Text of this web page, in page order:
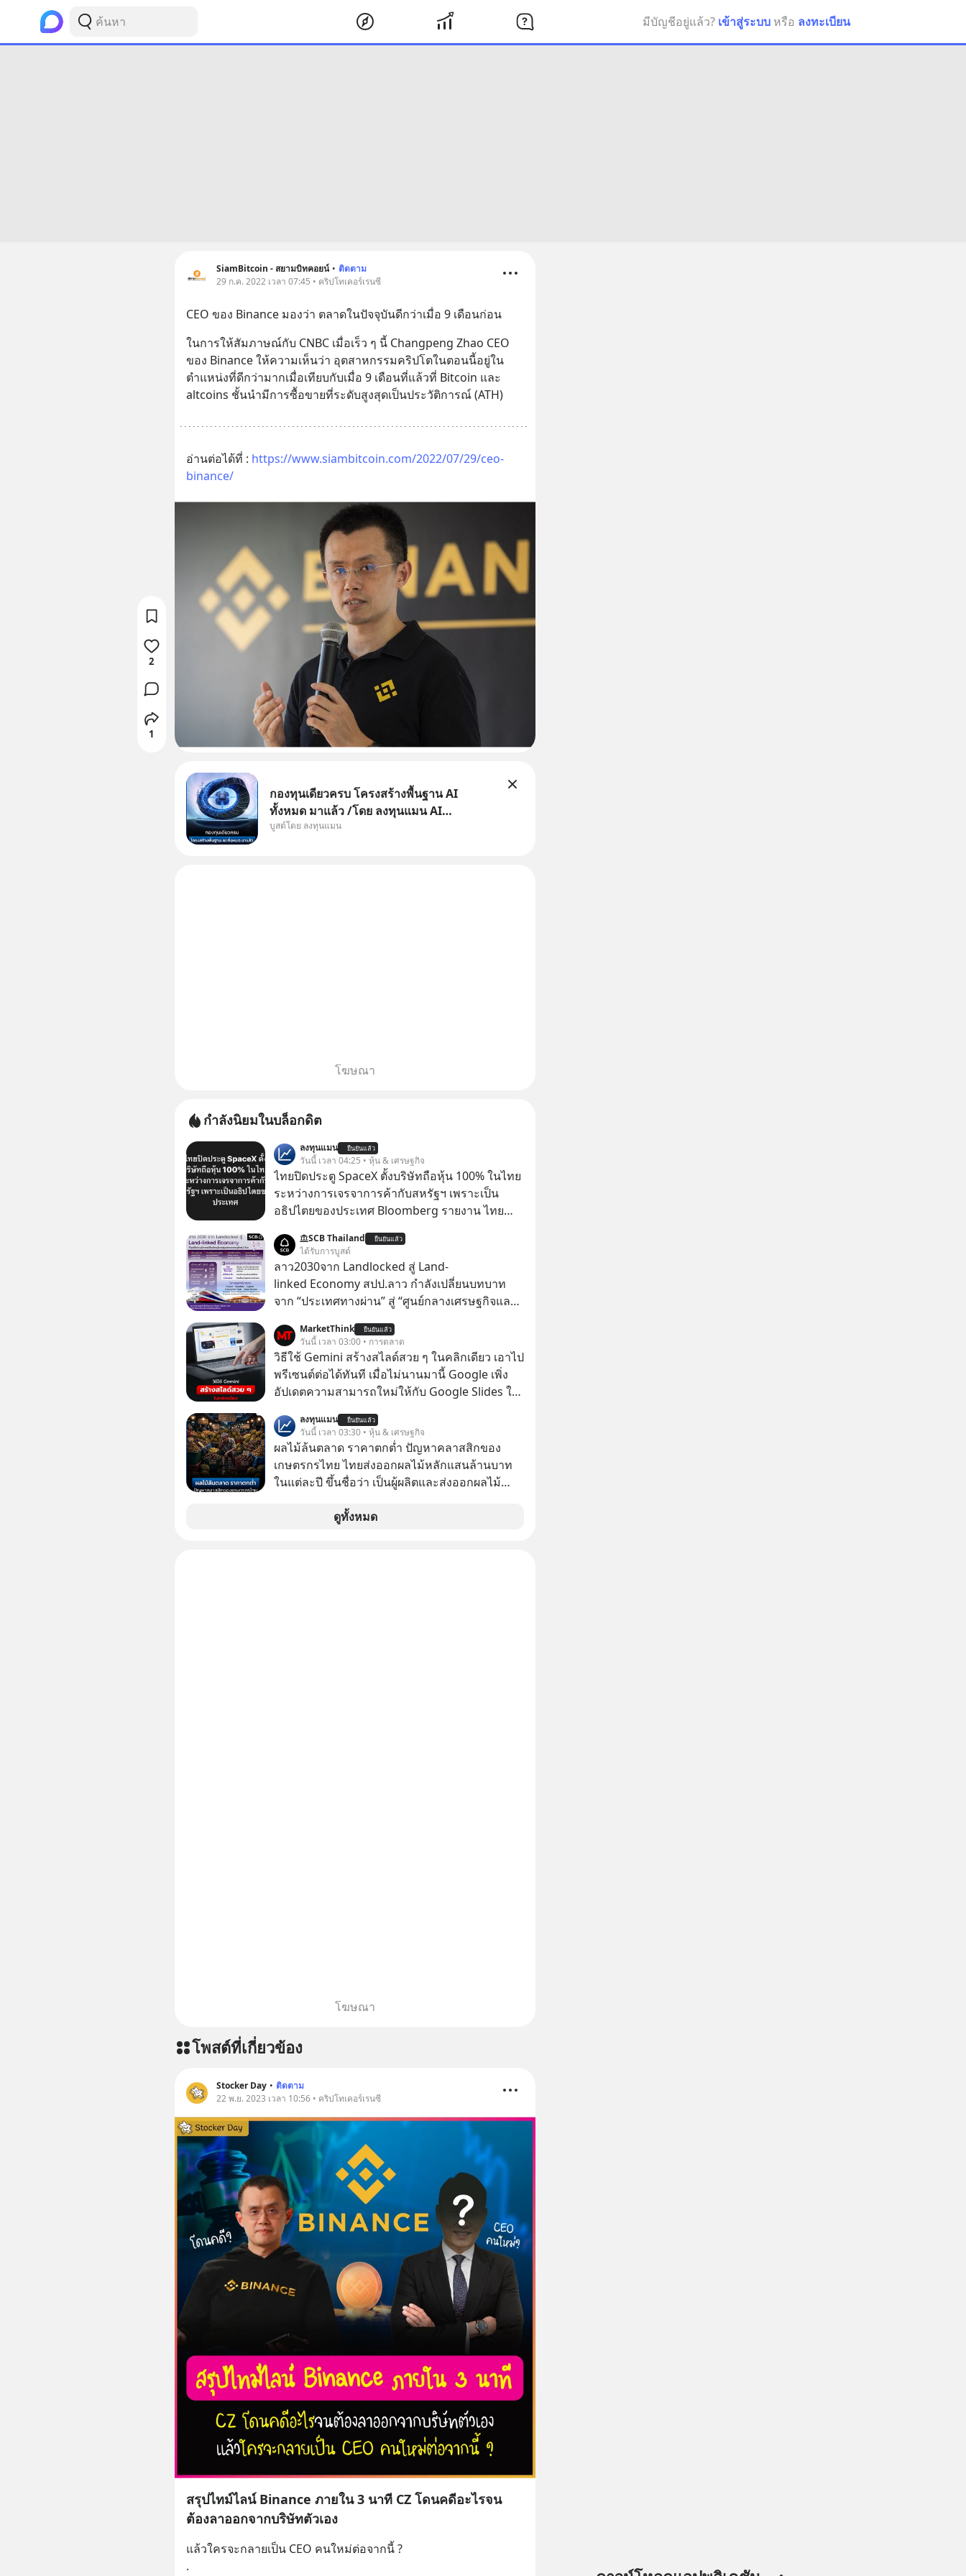
มีบัญชีอยู่แล้ว? เข้าสู่ระบบ หรือ ลงทะเบียน
SiamBitcoin - สยามบิทคอยน์ • ติดตาม
29 ก.ค. 2022 เวลา 07:45 • คริปโทเคอร์เรนซี
CEO ของ Binance มองว่า ตลาดในปัจจุบันดีกว่าเมื่อ 9 เดือนก่อน
ในการให้สัมภาษณ์กับ CNBC เมื่อเร็ว ๆ นี้ Changpeng Zhao CEO
ของ Binance ให้ความเห็นว่า อุตสาหกรรมคริปโตในตอนนี้อยู่ใน
ตำแหน่งที่ดีกว่ามากเมื่อเทียบกับเมื่อ 9 เดือนที่แล้วที่ Bitcoin และ
altcoins ชั้นนำมีการซื้อขายที่ระดับสูงสุดเป็นประวัติการณ์ (ATH)
อ่านต่อได้ที่ : https://www.siambitcoin.com/2022/07/29/ceo-
binance/
2
1
กองทุนเดียวครบ โครงสร้างพื้นฐาน AI
ทั้งหมด มาแล้ว /โดย ลงทุนแมน AI
Supercycle คือช่วงเวลาที่เทคโนโลยีปัญญา
บูสต์โดย ลงทุนแมน
โฆษณา
กำลังนิยมในบล็อกดิต
ลงทุนแมน ยืนยันแล้ว
วันนี้ เวลา 04:25 • หุ้น & เศรษฐกิจ
ไทยปิดประตู SpaceX ตั้งบริษัทถือหุ้น 100% ในไทย
ระหว่างการเจรจาการค้ากับสหรัฐฯ เพราะเป็น
อธิปไตยของประเทศ Bloomberg รายงาน ไทย
สหรัฐฯ ตั้งบริษัทโทรคมนาคมดาวเทียมที่ถือหุ้น
100% โดยชาวต่างชาติ ในระหว่างการเจรจาการ
ค้ากับรัฐบาลสหรัฐ โดยให้เหตุผลว่าเป็นประเด็น
ด้านอธิปไตยของประเทศ
SCB Thailand ยืนยันแล้ว
ได้รับการบูสต์
ลาว2030จาก Landlocked สู่ Land-
linked Economy สปป.ลาว กำลังเปลี่ยนบทบาท
จาก “ประเทศทางผ่าน” สู่ “ศูนย์กลางเศรษฐกิจและ
MarketThink ยืนยันแล้ว
วันนี้ เวลา 03:00 • การตลาด
วิธีใช้ Gemini สร้างสไลด์สวย ๆ ในคลิกเดียว เอาไป
พรีเซนต์ต่อได้ทันที เมื่อไม่นานมานี้ Google เพิ่ง
อัปเดตความสามารถใหม่ให้กับ Google Slides ให้
สวย ๆ ได้ในคลิกเดียว ไม่ต้องเสียเวลาทำเองอีกต่อ
ไป
ลงทุนแมน ยืนยันแล้ว
วันนี้ เวลา 03:30 • หุ้น & เศรษฐกิจ
ผลไม้ล้นตลาด ราคาตกต่ำ ปัญหาคลาสสิกของ
เกษตรกรไทย ไทยส่งออกผลไม้หลักแสนล้านบาท
ในแต่ละปี ขึ้นชื่อว่า เป็นผู้ผลิตและส่งออกผลไม้
ดูทั้งหมด
โฆษณา
โพสต์ที่เกี่ยวข้อง
Stocker Day • ติดตาม
22 พ.ย. 2023 เวลา 10:56 • คริปโทเคอร์เรนซี
สรุปไทม์ไลน์ Binance ภายใน 3 นาที CZ โดนคดีอะไรจน
ต้องลาออกจากบริษัทตัวเอง
แล้วใครจะกลายเป็น CEO คนใหม่ต่อจากนี้ ?
.